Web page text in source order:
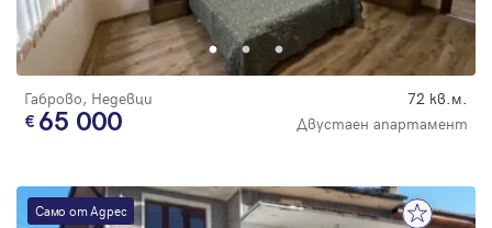
С намалена
цена
Габрово, Недевци 72 кв.м.
65 000 Двустаен апартамент
Само от Адрес
Парола
Забравена парола